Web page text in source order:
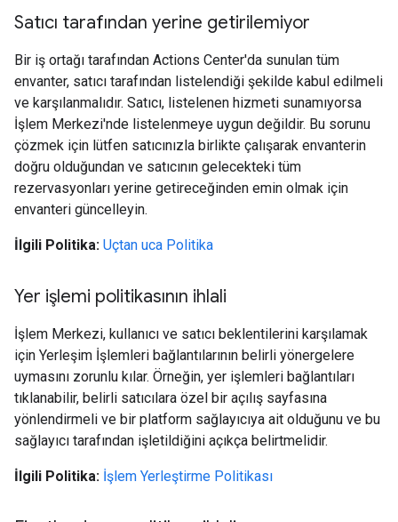
Satıcı tarafından yerine getirilemiyor
Bir iş ortağı tarafından Actions Center'da sunulan tüm
envanter, satıcı tarafından listelendiği şekilde kabul edilmeli
ve karşılanmalıdır. Satıcı, listelenen hizmeti sunamıyorsa
İşlem Merkezi'nde listelenmeye uygun değildir. Bu sorunu
çözmek için lütfen satıcınızla birlikte çalışarak envanterin
doğru olduğundan ve satıcının gelecekteki tüm
rezervasyonları yerine getireceğinden emin olmak için
envanteri güncelleyin.
İlgili Politika: Uçtan uca Politika
Yer işlemi politikasının ihlali
İşlem Merkezi, kullanıcı ve satıcı beklentilerini karşılamak
için Yerleşim İşlemleri bağlantılarının belirli yönergelere
uymasını zorunlu kılar. Örneğin, yer işlemleri bağlantıları
tıklanabilir, belirli satıcılara özel bir açılış sayfasına
yönlendirmeli ve bir platform sağlayıcıya ait olduğunu ve bu
sağlayıcı tarafından işletildiğini açıkça belirtmelidir.
İlgili Politika: İşlem Yerleştirme Politikası